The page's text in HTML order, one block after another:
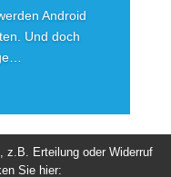
Android
Und doch
z.B. Erteilung oder Widerruf
Sie hier: